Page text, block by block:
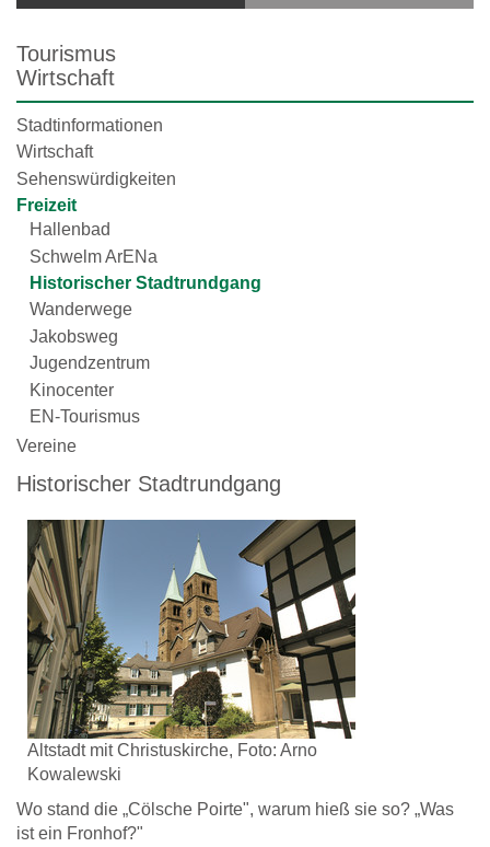
Tourismus
Wirtschaft
Stadtinformationen
Wirtschaft
Sehenswürdigkeiten
Freizeit
Hallenbad
Schwelm ArENa
Historischer Stadtrundgang
Wanderwege
Jakobsweg
Jugendzentrum
Kinocenter
EN-Tourismus
Vereine
Historischer Stadtrundgang
Altstadt mit Christuskirche, Foto: Arno
Kowalewski
Wo stand die „Cölsche Poirte", warum hieß sie so? „Was
ist ein Fronhof?"